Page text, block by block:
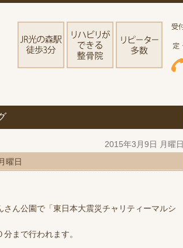
2015年3月9日 月曜日
曜日
さん公園で「東日本大震災チャリティーマルシ
まで行われます。